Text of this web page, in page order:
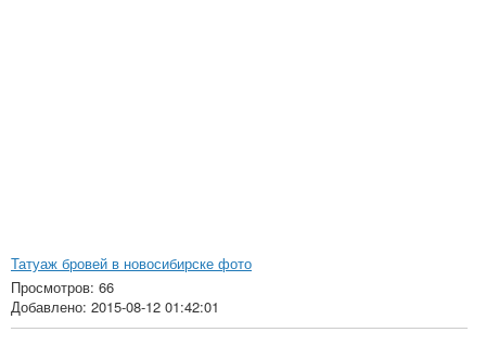
Татуаж бровей в новосибирске фото
Просмотров: 66
Добавлено: 2015-08-12 01:42:01